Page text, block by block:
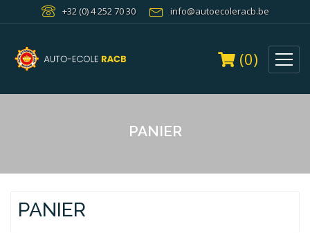
+32 (0) 4 252 70 30 info@autoecoleracb.be
(0)
PANIER
PANIER